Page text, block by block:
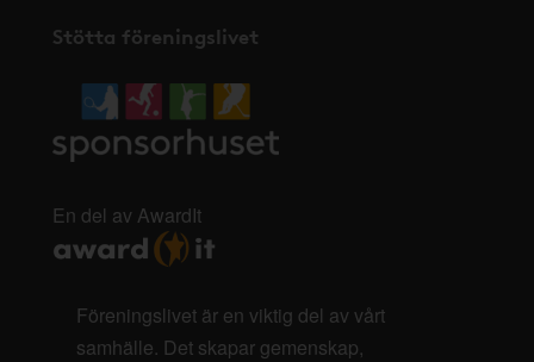
Stötta föreningslivet
En del av AwardIt
Föreningslivet är en viktig del av vårt
samhälle. Det skapar gemenskap,